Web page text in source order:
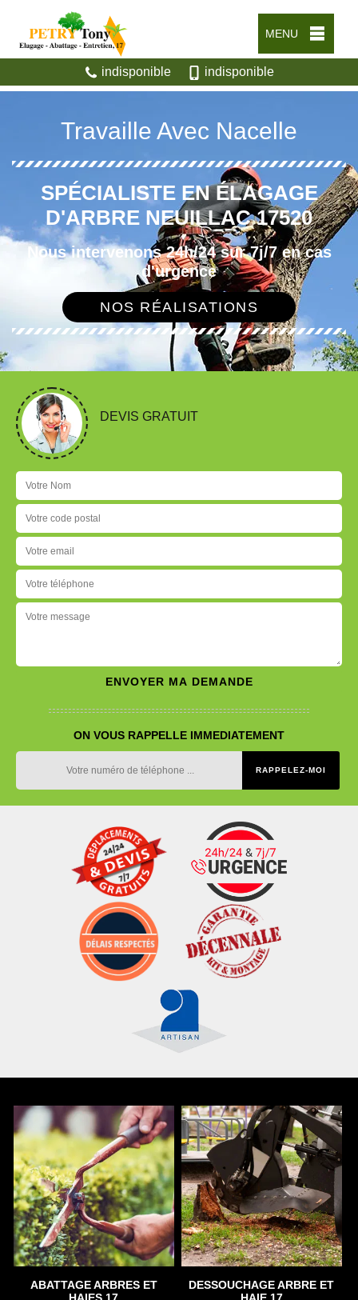
MENU
indisponible indisponible
Travaille Avec Nacelle
SPÉCIALISTE EN ÉLAGAGE
D'ARBRE NEUILLAC 17520
Nous intervenons 24h/24 sur 7j/7 en cas
d'urgence
NOS RÉALISATIONS
DEVIS GRATUIT
ON VOUS RAPPELLE IMMEDIATEMENT
ABATTAGE ARBRES ET
HAIES 17
DESSOUCHAGE ARBRE ET
HAIE 17